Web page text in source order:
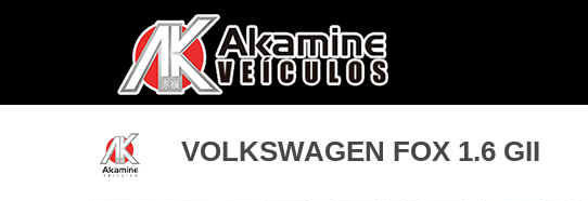
VOLKSWAGEN FOX 1.6 GII